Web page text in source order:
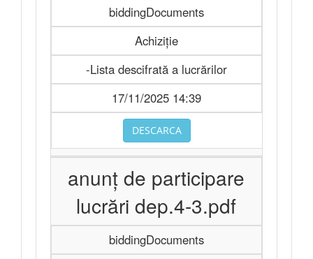
biddingDocuments
Achiziție
-Lista descifrată a lucrărilor
17/11/2025 14:39
DESCARCA
anunț de participare
lucrări dep.4-3.pdf
biddingDocuments